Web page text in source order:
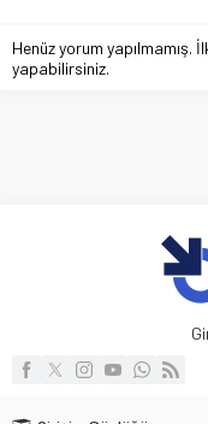
Henüz yorum yapılmamış.
yapabilirsiniz.